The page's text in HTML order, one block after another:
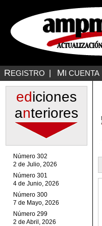
REGISTRO MI CUENTA
ediciones
anteriores
Número 302
2 de Julio, 2026
Número 301
4 de Junio, 2026
Número 300
7 de Mayo, 2026
Número 299
2 de Abril, 2026